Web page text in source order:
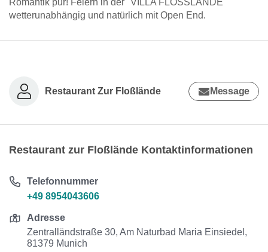
Romantik pur! Feiern in der "VILLA FLOSSLÄNDE"
wetterunabhängig und natürlich mit Open End.
Restaurant Zur Floßlände Message
Restaurant zur Floßlände Kontaktinformationen
Telefonnummer
+49 8954043606
Adresse
Zentralländstraße 30, Am Naturbad Maria Einsiedel,
81379 Munich